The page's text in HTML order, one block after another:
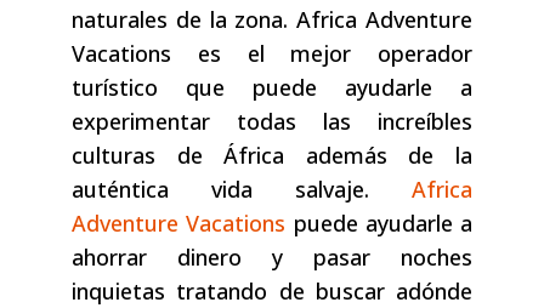
naturales de la zona. Africa Adventure
Vacations es el mejor operador
turístico que puede ayudarle a
experimentar todas las increíbles
culturas de África además de la
auténtica vida salvaje. Africa
Adventure Vacations puede ayudarle a
ahorrar dinero y pasar noches
inquietas tratando de buscar adónde